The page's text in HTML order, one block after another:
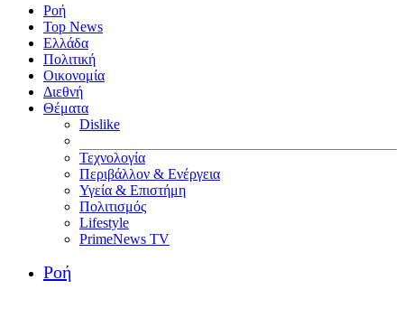
Ροή
Top News
Ελλάδα
Πολιτική
Οικονομία
Διεθνή
Θέματα
Dislike
Τεχνολογία
Περιβάλλον & Ενέργεια
Υγεία & Επιστήμη
Πολιτισμός
Lifestyle
PrimeNews TV
Ροή